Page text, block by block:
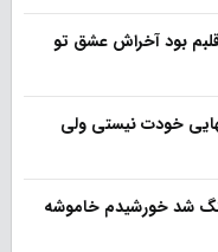
بود آخراش عشق تو
خودت نیستی ولی
شد خورشیدم خاموشه